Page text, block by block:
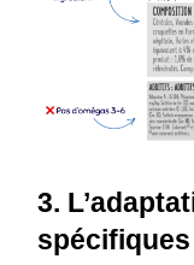
3.
spécifiques